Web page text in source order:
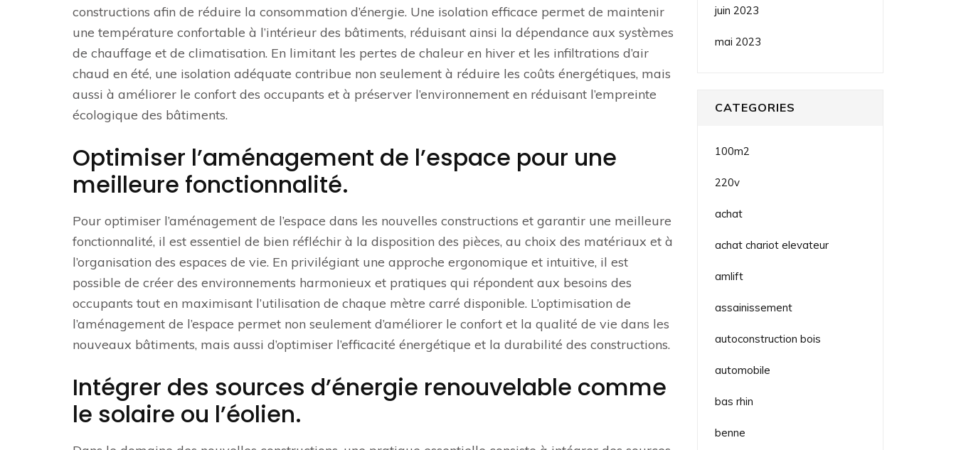
constructions afin de réduire la consommation d’énergie. Une isolation efficace permet de maintenir
une température confortable à l’intérieur des bâtiments, réduisant ainsi la dépendance aux systèmes
de chauffage et de climatisation. En limitant les pertes de chaleur en hiver et les infiltrations d’air
chaud en été, une isolation adéquate contribue non seulement à réduire les coûts énergétiques, mais
aussi à améliorer le confort des occupants et à préserver l’environnement en réduisant l’empreinte
écologique des bâtiments.
Optimiser l’aménagement de l’espace pour une
meilleure fonctionnalité.
Pour optimiser l’aménagement de l’espace dans les nouvelles constructions et garantir une meilleure
fonctionnalité, il est essentiel de bien réfléchir à la disposition des pièces, au choix des matériaux et à
l’organisation des espaces de vie. En privilégiant une approche ergonomique et intuitive, il est
possible de créer des environnements harmonieux et pratiques qui répondent aux besoins des
occupants tout en maximisant l’utilisation de chaque mètre carré disponible. L’optimisation de
l’aménagement de l’espace permet non seulement d’améliorer le confort et la qualité de vie dans les
nouveaux bâtiments, mais aussi d’optimiser l’efficacité énergétique et la durabilité des constructions.
Intégrer des sources d’énergie renouvelable comme
le solaire ou l’éolien.
juin 2023
mai 2023
CATEGORIES
100m2
220v
achat
achat chariot elevateur
amlift
assainissement
autoconstruction bois
automobile
bas rhin
benne